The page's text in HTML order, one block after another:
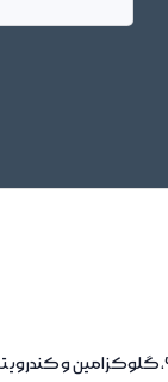
. حاوی پروتئین بالا، چربی متوسط،